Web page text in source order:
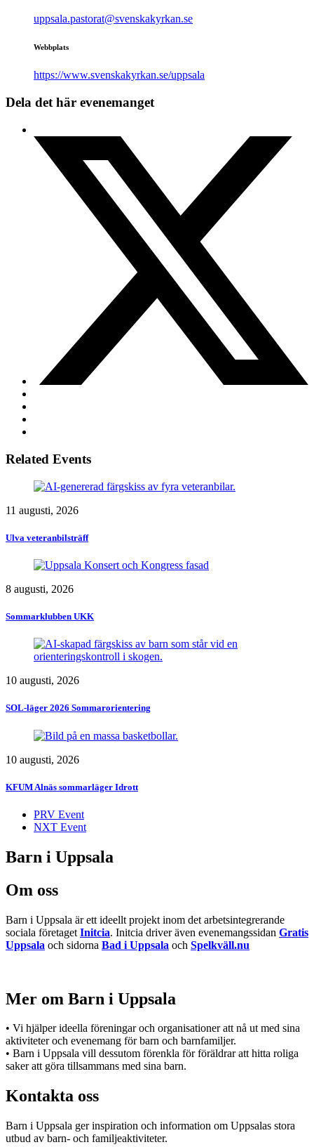
uppsala.pastorat@svenskakyrkan.se
Webbplats
https://www.svenskakyrkan.se/uppsala
Dela det här evenemanget
Related Events
11 augusti, 2026
Ulva veteranbilsträff
8 augusti, 2026
Sommarklubben UKK
10 augusti, 2026
SOL-läger 2026 Sommarorientering
10 augusti, 2026
KFUM Alnäs sommarläger Idrott
PRV Event
NXT Event
Barn i Uppsala
Om oss
Barn i Uppsala är ett ideellt projekt inom det arbetsintegrerande
sociala företaget Initcia. Initcia driver även evenemangssidan Gratis
Uppsala och sidorna Bad i Uppsala och Spelkväll.nu
Mer om Barn i Uppsala
• Vi hjälper ideella föreningar och organisationer att nå ut med sina
aktiviteter och evenemang för barn och barnfamiljer.
• Barn i Uppsala vill dessutom förenkla för föräldrar att hitta roliga
saker att göra tillsammans med sina barn.
Kontakta oss
Barn i Uppsala ger inspiration och information om Uppsalas stora
utbud av barn- och familjeaktiviteter.